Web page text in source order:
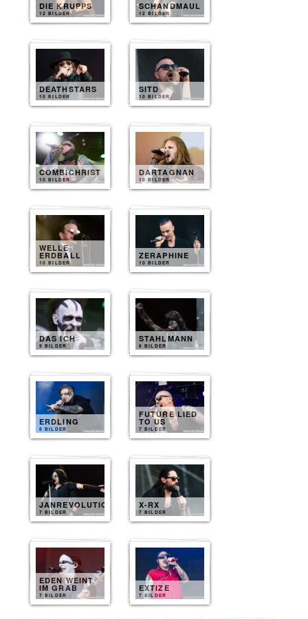
DIE KRUPPS
12 BILDER
SCHANDMAUL
12 BILDER
DEATHSTARS
10 BILDER
SITD
10 BILDER
COMBICHRIST
10 BILDER
DARTAGNAN
10 BILDER
WELLE
ERDBALL
10 BILDER
ZERAPHINE
10 BILDER
DAS ICH
9 BILDER
STAHLMANN
8 BILDER
ERDLING
8 BILDER
FUTURE LIED
TO US
7 BILDER
JANREVOLUTION
7 BILDER
X-RX
7 BILDER
EDEN WEINT
IM GRAB
7 BILDER
EXTIZE
7 BILDER